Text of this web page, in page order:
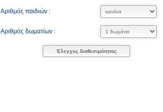
Αριθμός παιδιών :
Αριθμός δωματίων :
Έλεγχος διαθεσιμότητας